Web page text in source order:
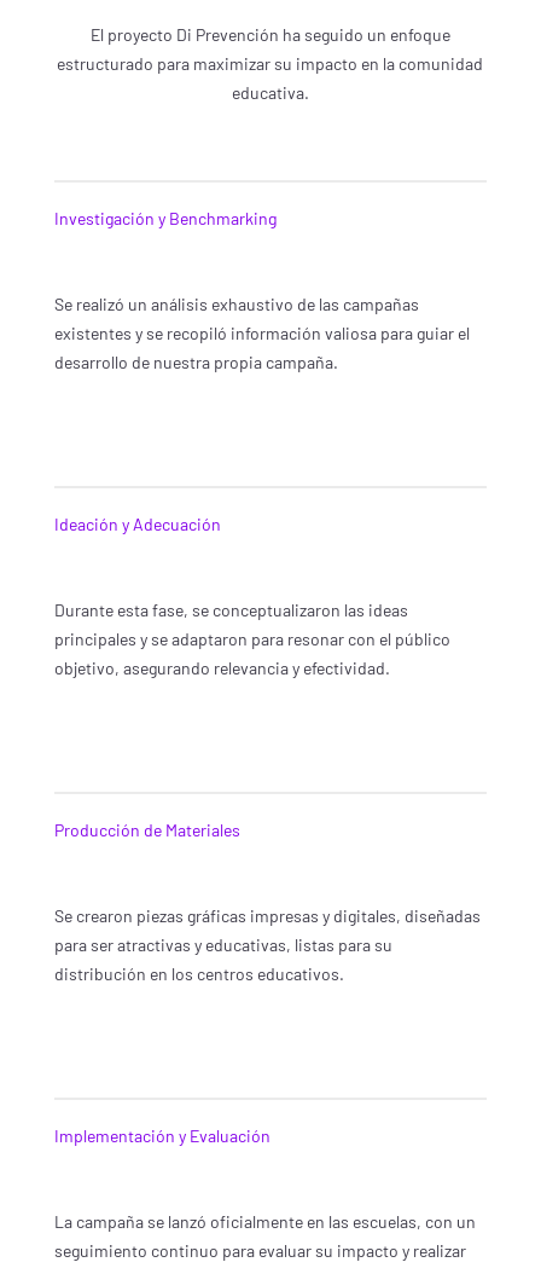
El proyecto Di Prevención ha seguido un enfoque
estructurado para maximizar su impacto en la comunidad
educativa.
Investigación y Benchmarking
Se realizó un análisis exhaustivo de las campañas
existentes y se recopiló información valiosa para guiar el
desarrollo de nuestra propia campaña.
Ideación y Adecuación
Durante esta fase, se conceptualizaron las ideas
principales y se adaptaron para resonar con el público
objetivo, asegurando relevancia y efectividad.
Producción de Materiales
Se crearon piezas gráficas impresas y digitales, diseñadas
para ser atractivas y educativas, listas para su
distribución en los centros educativos.
Implementación y Evaluación
La campaña se lanzó oficialmente en las escuelas, con un
seguimiento continuo para evaluar su impacto y realizar